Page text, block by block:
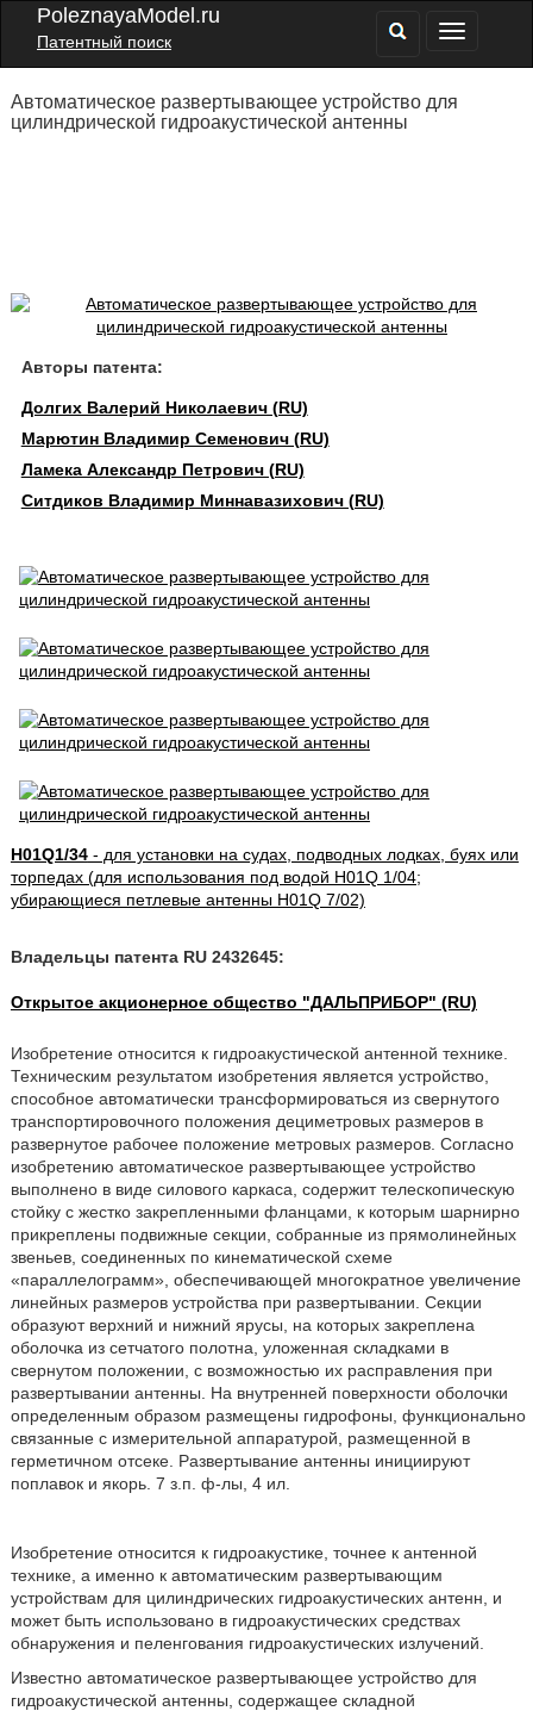
PoleznayaModel.ru
Патентный поиск
Автоматическое развертывающее устройство для
цилиндрической гидроакустической антенны
Авторы патента:
Долгих Валерий Николаевич (RU)
Марютин Владимир Семенович (RU)
Ламека Александр Петрович (RU)
Ситдиков Владимир Миннавазихович (RU)
H01Q1/34- для установки на судах, подводных лодках, буях или
торпедах (для использования под водой H01Q 1/04;
убирающиеся петлевые антенны H01Q 7/02)
Владельцы патента RU 2432645:
Открытое акционерное общество "ДАЛЬПРИБОР" (RU)
Изобретение относится к гидроакустической антенной технике.
Техническим результатом изобретения является устройство,
способное автоматически трансформироваться из свернутого
транспортировочного положения дециметровых размеров в
развернутое рабочее положение метровых размеров. Согласно
изобретению автоматическое развертывающее устройство
выполнено в виде силового каркаса, содержит телескопическую
стойку с жестко закрепленными фланцами, к которым шарнирно
прикреплены подвижные секции, собранные из прямолинейных
звеньев, соединенных по кинематической схеме
«параллелограмм», обеспечивающей многократное увеличение
линейных размеров устройства при развертывании. Секции
образуют верхний и нижний ярусы, на которых закреплена
оболочка из сетчатого полотна, уложенная складками в
свернутом положении, с возможностью их расправления при
развертывании антенны. На внутренней поверхности оболочки
определенным образом размещены гидрофоны, функционально
связанные с измерительной аппаратурой, размещенной в
герметичном отсеке. Развертывание антенны инициируют
поплавок и якорь. 7 з.п. ф-лы, 4 ил.
Изобретение относится к гидроакустике, точнее к антенной
технике, а именно к автоматическим развертывающим
устройствам для цилиндрических гидроакустических антенн, и
может быть использовано в гидроакустических средствах
обнаружения и пеленгования гидроакустических излучений.
Известно автоматическое развертывающее устройство для
гидроакустической антенны, содержащее складной